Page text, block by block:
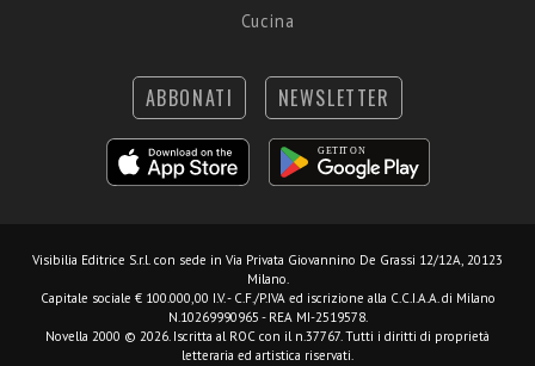
Cucina
ABBONATI NEWSLETTER
Visibilia Editrice S.r.l. con sede in Via Privata Giovannino De Grassi 12/12A, 20123
Milano.
Capitale sociale € 100.000,00 I.V. - C.F./P.IVA ed iscrizione alla C.C.I.A.A. di Milano
N.10269990965 - REA MI-2519578.
Novella 2000 © 2026. Iscritta al ROC con il n.37767. Tutti i diritti di proprietà
letteraria ed artistica riservati.